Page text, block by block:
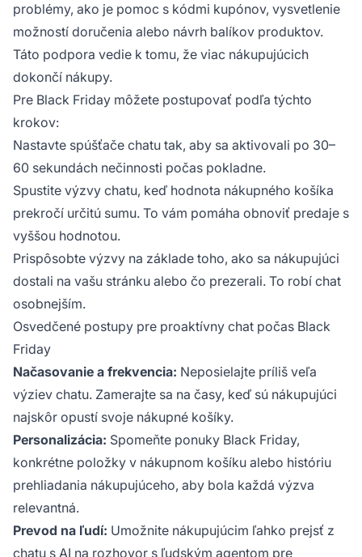
problémy, ako je pomoc s kódmi kupónov, vysvetlenie
možností doručenia alebo návrh balíkov produktov.
Táto podpora vedie k tomu, že viac nákupujúcich
dokončí nákupy.
Pre Black Friday môžete postupovať podľa týchto
krokov:
Nastavte spúšťače chatu tak, aby sa aktivovali po 30–
60 sekundách nečinnosti počas pokladne.
Spustite výzvy chatu, keď hodnota nákupného košíka
prekročí určitú sumu. To vám pomáha obnoviť predaje s
vyššou hodnotou.
Prispôsobte výzvy na základe toho, ako sa nákupujúci
dostali na vašu stránku alebo čo prezerali. To robí chat
osobnejším.
Osvedčené postupy pre proaktívny chat počas Black
Friday
Načasovanie a frekvencia: Neposielajte príliš veľa
výziev chatu. Zamerajte sa na časy, keď sú nákupujúci
najskôr opustí svoje nákupné košíky.
Personalizácia: Spomeňte ponuky Black Friday,
konkrétne položky v nákupnom košíku alebo históriu
prehliadania nákupujúceho, aby bola každá výzva
relevantná.
Prevod na ľudí: Umožnite nákupujúcim ľahko prejsť z
chatu s AI na rozhovor s ľudským agentom pre